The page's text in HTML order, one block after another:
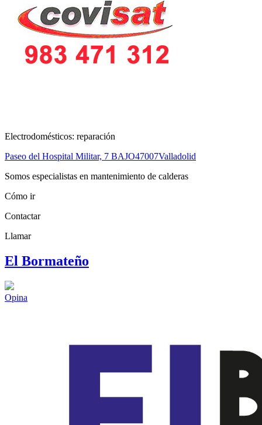
Electrodomésticos: reparación
Paseo del Hospital Militar, 7 BAJO47007Valladolid
Somos especialistas en mantenimiento de calderas
Cómo ir
Contactar
Llamar
El Bormateño
Opina